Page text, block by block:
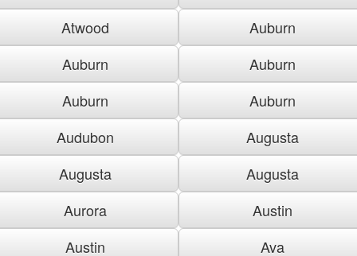
Atwood
Auburn
Auburn
Auburn
Auburn
Auburn
Audubon
Augusta
Augusta
Augusta
Aurora
Austin
Austin
Ava